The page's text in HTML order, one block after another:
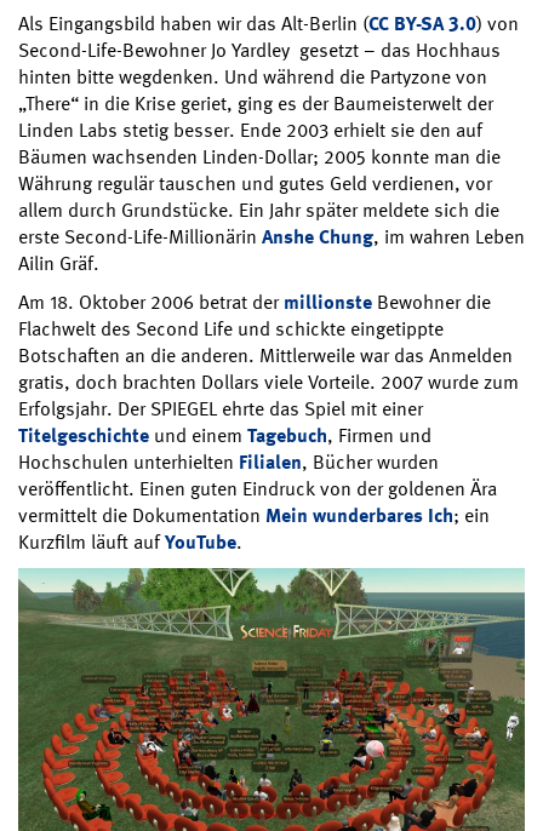
Als Eingangsbild haben wir das Alt-Berlin (CC BY-SA 3.0) von
Second-Life-Bewohner Jo Yardley gesetzt – das Hochhaus
hinten bitte wegdenken. Und während die Partyzone von
„There“ in die Krise geriet, ging es der Baumeisterwelt der
Linden Labs stetig besser. Ende 2003 erhielt sie den auf
Bäumen wachsenden Linden-Dollar; 2005 konnte man die
Währung regulär tauschen und gutes Geld verdienen, vor
allem durch Grundstücke. Ein Jahr später meldete sich die
erste Second-Life-Millionärin Anshe Chung, im wahren Leben
Ailin Gräf.
Am 18. Oktober 2006 betrat dermillionste Bewohner die
Flachwelt des Second Life und schickte eingetippte
Botschaften an die anderen. Mittlerweile war das Anmelden
gratis, doch brachten Dollars viele Vorteile. 2007 wurde zum
Erfolgsjahr. Der SPIEGEL ehrte das Spiel mit einer
Titelgeschichte und einem Tagebuch, Firmen und
Hochschulen unterhielten Filialen, Bücher wurden
veröffentlicht. Einen guten Eindruck von der goldenen Ära
vermittelt die Dokumentation Mein wunderbares Ich; ein
Kurzfilm läuft aufYouTube.